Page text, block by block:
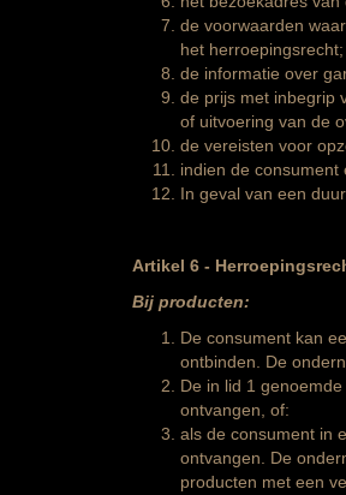
de voorwaarden
het herroepingsrecht;
de informatie over
de prijs met inbegrip
of uitvoering van de
de vereisten voor
indien de consument
In geval van een
Artikel 6 -
Bij producten:
De consument kan
ontbinden. De
De in lid 1
ontvangen, of:
als de consument in
ontvangen. De
producten met een